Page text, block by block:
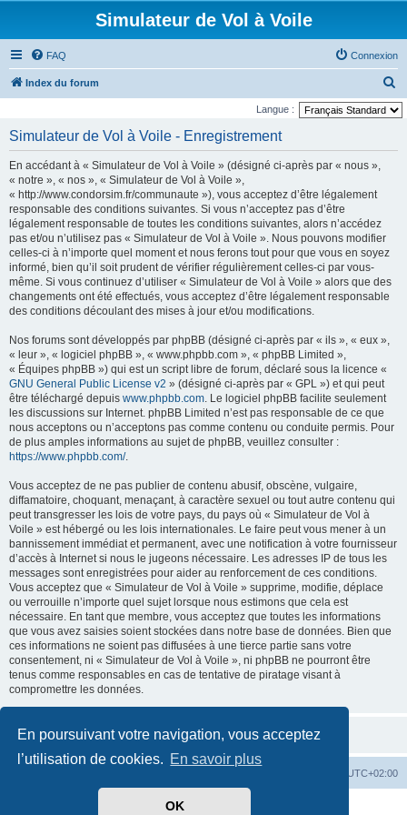
En poursuivant votre navigation, vous acceptez
l’utilisation de cookies. En savoir plus
OK
Simulateur de Vol à Voile
FAQ Connexion
Index du forum
e
Langue :
Simulateur de Vol à Voile - Enregistrement
En accédant à « Simulateur de Vol à Voile » (désigné ci-après par « nous »,
« notre », « nos », « Simulateur de Vol à Voile »,
« http://www.condorsim.fr/communaute »), vous acceptez d’être légalement
responsable des conditions suivantes. Si vous n’acceptez pas d’être
légalement responsable de toutes les conditions suivantes, alors n’accédez
pas et/ou n’utilisez pas « Simulateur de Vol à Voile ». Nous pouvons modifier
celles-ci à n’importe quel moment et nous ferons tout pour que vous en soyez
informé, bien qu’il soit prudent de vérifier régulièrement celles-ci par vous-
même. Si vous continuez d’utiliser « Simulateur de Vol à Voile » alors que des
changements ont été effectués, vous acceptez d’être légalement responsable
des conditions découlant des mises à jour et/ou modifications.
Nos forums sont développés par phpBB (désigné ci-après par « ils », « eux »,
« leur », « logiciel phpBB », « www.phpbb.com », « phpBB Limited »,
« Équipes phpBB ») qui est un script libre de forum, déclaré sous la licence «
GNU General Public License v2 » (désigné ci-après par « GPL ») et qui peut
être téléchargé depuis www.phpbb.com. Le logiciel phpBB facilite seulement
les discussions sur Internet. phpBB Limited n’est pas responsable de ce que
nous acceptons ou n’acceptons pas comme contenu ou conduite permis. Pour
de plus amples informations au sujet de phpBB, veuillez consulter :
https://www.phpbb.com/.
Vous acceptez de ne pas publier de contenu abusif, obscène, vulgaire,
diffamatoire, choquant, menaçant, à caractère sexuel ou tout autre contenu qui
peut transgresser les lois de votre pays, du pays où « Simulateur de Vol à
Voile » est hébergé ou les lois internationales. Le faire peut vous mener à un
bannissement immédiat et permanent, avec une notification à votre fournisseur
d’accès à Internet si nous le jugeons nécessaire. Les adresses IP de tous les
messages sont enregistrées pour aider au renforcement de ces conditions.
Vous acceptez que « Simulateur de Vol à Voile » supprime, modifie, déplace
ou verrouille n’importe quel sujet lorsque nous estimons que cela est
nécessaire. En tant que membre, vous acceptez que toutes les informations
que vous avez saisies soient stockées dans notre base de données. Bien que
ces informations ne soient pas diffusées à une tierce partie sans votre
consentement, ni « Simulateur de Vol à Voile », ni phpBB ne pourront être
tenus comme responsables en cas de tentative de piratage visant à
compromettre les données.
UTC+02:00
phpBB ® Forum Software © phpBB Limited